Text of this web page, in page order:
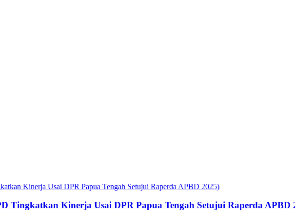
Tingkatkan Kinerja Usai DPR Papua Tengah Setujui Raperda APBD